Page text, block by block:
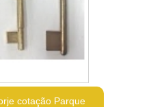
cotação Parque